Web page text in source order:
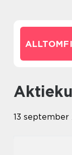
13 september